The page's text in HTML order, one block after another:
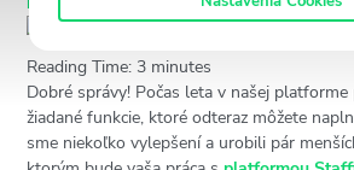
Andrej Znášik
Reading Time: 3 minutes
Dobré správy! Počas leta v našej
žiadané funkcie, ktoré odteraz môžete
sme niekoľko vylepšení a urobili pár